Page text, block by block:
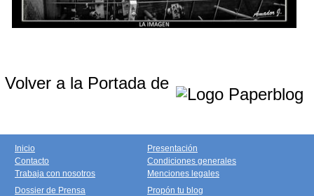
Volver a la Portada de
Inicio
Contacto
Trabaja con nosotros
Presentación
Condiciones generales
Menciones legales
Dossier de Prensa
Propón tu blog